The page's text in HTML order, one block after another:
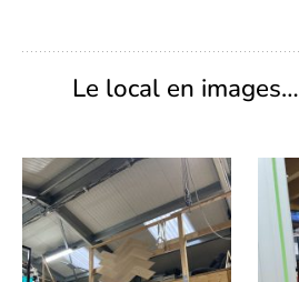
Le local en images…